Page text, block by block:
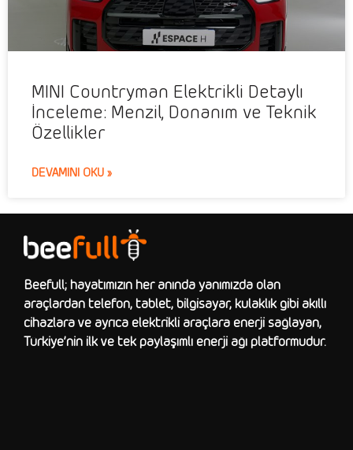
MINI Countryman Elektrikli Detaylı
İnceleme: Menzil, Donanım ve Teknik
Özellikler
DEVAMINI OKU »
Beefull; hayatımızın her anında yanımızda olan
araçlardan telefon, tablet, bilgisayar, kulaklık gibi akıllı
cihazlara ve ayrıca elektrikli araçlara enerji sağlayan,
Türkiye’nin ilk ve tek paylaşımlı enerji ağı platformudur.